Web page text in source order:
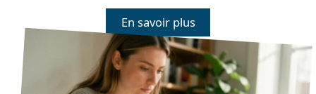
En savoir plus